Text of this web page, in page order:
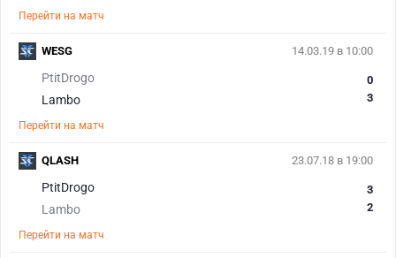
Перейти на матч
14.03.19 в 10:00
PtitDrogo
Lambo
0
3
Перейти на матч
WESG
23.07.18 в 19:00
PtitDrogo
Lambo
3
2
Перейти на матч
QLASH